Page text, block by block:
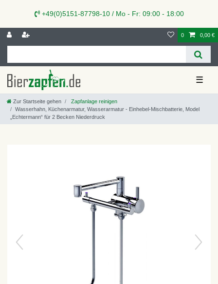
+49(0)5151-87798-10 / Mo - Fr: 09:00 - 18:00
0 0,00 €
☰
Zur Startseite gehen
Zapfanlage reinigen
Wasserhahn, Küchenarmatur, Wasserarmatur - Einhebel-Mischbatterie, Model
„Echtermann“ für 2 Becken Niederdruck